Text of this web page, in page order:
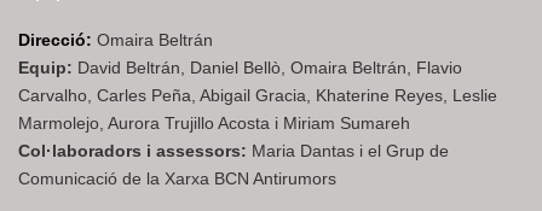
Direcció: Omaira Beltrán
Equip: David Beltrán, Daniel Bellò, Omaira Beltrán, Flavio
Carvalho, Carles Peña, Abigail Gracia, Khaterine Reyes, Leslie
Marmolejo, Aurora Trujillo Acosta i Miriam Sumareh
Col·laboradors i assessors: Maria Dantas i el Grup de
Comunicació de la Xarxa BCN Antirumors